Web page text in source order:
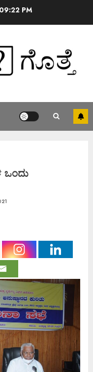
PM
ಒಂದು